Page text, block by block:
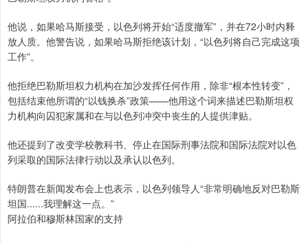
他说，如果哈马斯接受，以色列将开始“适度撤军”，并在72小时内释
放人质。他警告说，如果哈马斯拒绝该计划，“以色列将自己完成这项
工作”。
他拒绝巴勒斯坦权力机构在加沙发挥任何作用，除非“根本性转变”，
包括结束他所谓的“以钱换杀”政策——他用这个词来描述巴勒斯坦权
力机构向囚犯家属和在与以色列冲突中丧生的人提供津贴。
他还提到了改变学校教科书、停止在国际刑事法院和国际法院对以色
列采取的国际法律行动以及承认以色列。
特朗普在新闻发布会上也表示，以色列领导人“非常明确地反对巴勒斯
坦国......我理解这一点。”
阿拉伯和穆斯林国家的支持